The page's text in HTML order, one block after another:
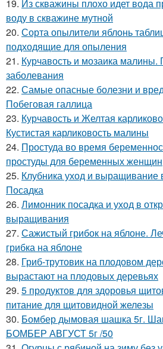
19. Из скважины плохо идет вода
воду в скважине мутной
20. Сорта опылители яблонь
подходящие для опыления
21. Курчавость и мозаика малины.
заболевания
22. Самые опасные болезни и
Побеговая галлица
23. Курчавость и Желтая
Кустистая карликовость малины
24. Простуда во время
простуды для беременных женщин
25. Клубника уход и выращивание
Посадка
26. Лимонник посадка и уход в
выращивания
27. Сажистый грибок на яблоне.
грибка на яблоне
28. Гриб-трутовик на плодовом
вырастают на плодовых деревьях
29. 5 продуктов для здоровья
питание для щитовидной железы
30. Бомбер дымовая шашка 5г.
БОМБЕР АВГУСТ 5г /50